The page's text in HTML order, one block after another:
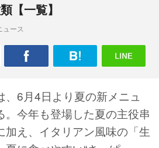
【一覧】
ュース
6月4日より夏の新メニュ
。今年も登場した夏の主役串
加え、イタリアン風味の「生